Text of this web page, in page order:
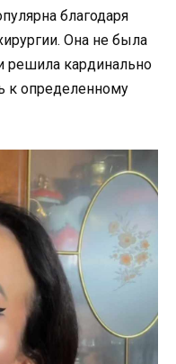
благодаря
Она не была
решила кардинально
к определенному